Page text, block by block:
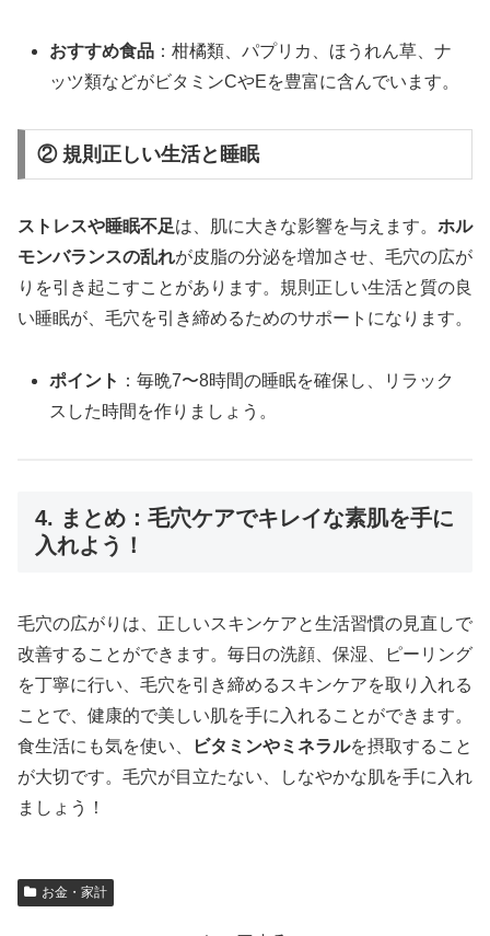
おすすめ食品 ：柑橘類、パプリカ、ほうれん草、ナ
ッツ類などがビタミンCやEを豊富に含んでいます。
② 規則正しい生活と睡眠
ストレスや睡眠不足は、肌に大きな影響を与えます。 ホル
モンバランスの乱れが皮脂の分泌を増加させ、毛穴の広が
りを引き起こすことがあります。規則正しい生活と質の良
い睡眠が、毛穴を引き締めるためのサポートになります。
ポイント ：毎晩7〜8時間の睡眠を確保し、リラック
スした時間を作りましょう。
4. まとめ：毛穴ケアでキレイな素肌を手に
入れよう！
毛穴の広がりは、正しいスキンケアと生活習慣の見直しで
改善することができます。毎日の洗顔、保湿、ピーリング
を丁寧に行い、毛穴を引き締めるスキンケアを取り入れる
ことで、健康的で美しい肌を手に入れることができます。
食生活にも気を使い、
ビタミンやミネラルを摂取すること
が大切です。毛穴が目立たない、しなやかな肌を手に入れ
ましょう！
お金・家計